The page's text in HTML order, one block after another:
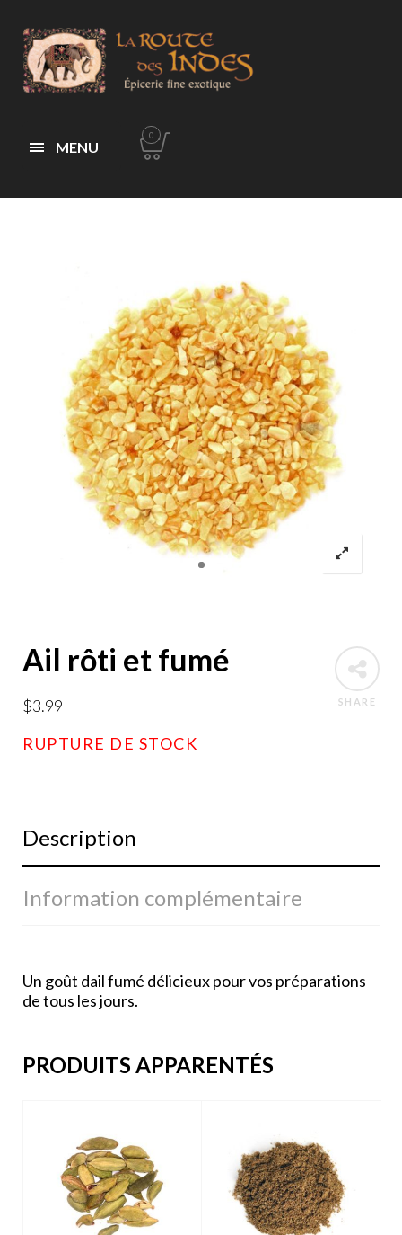
MENU
0
SHARE
Ail rôti et fumé
$3.99
RUPTURE DE STOCK
Description
Information complémentaire
Un goût dail fumé délicieux pour vos préparations
de tous les jours.
PRODUITS APPARENTÉS